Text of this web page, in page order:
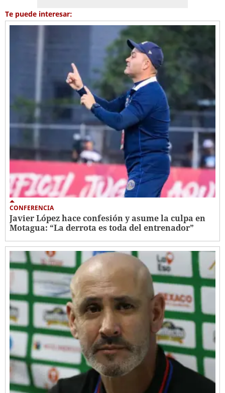
Te puede interesar:
CONFERENCIA
Javier López hace confesión y asume la culpa en
Motagua: “La derrota es toda del entrenador”